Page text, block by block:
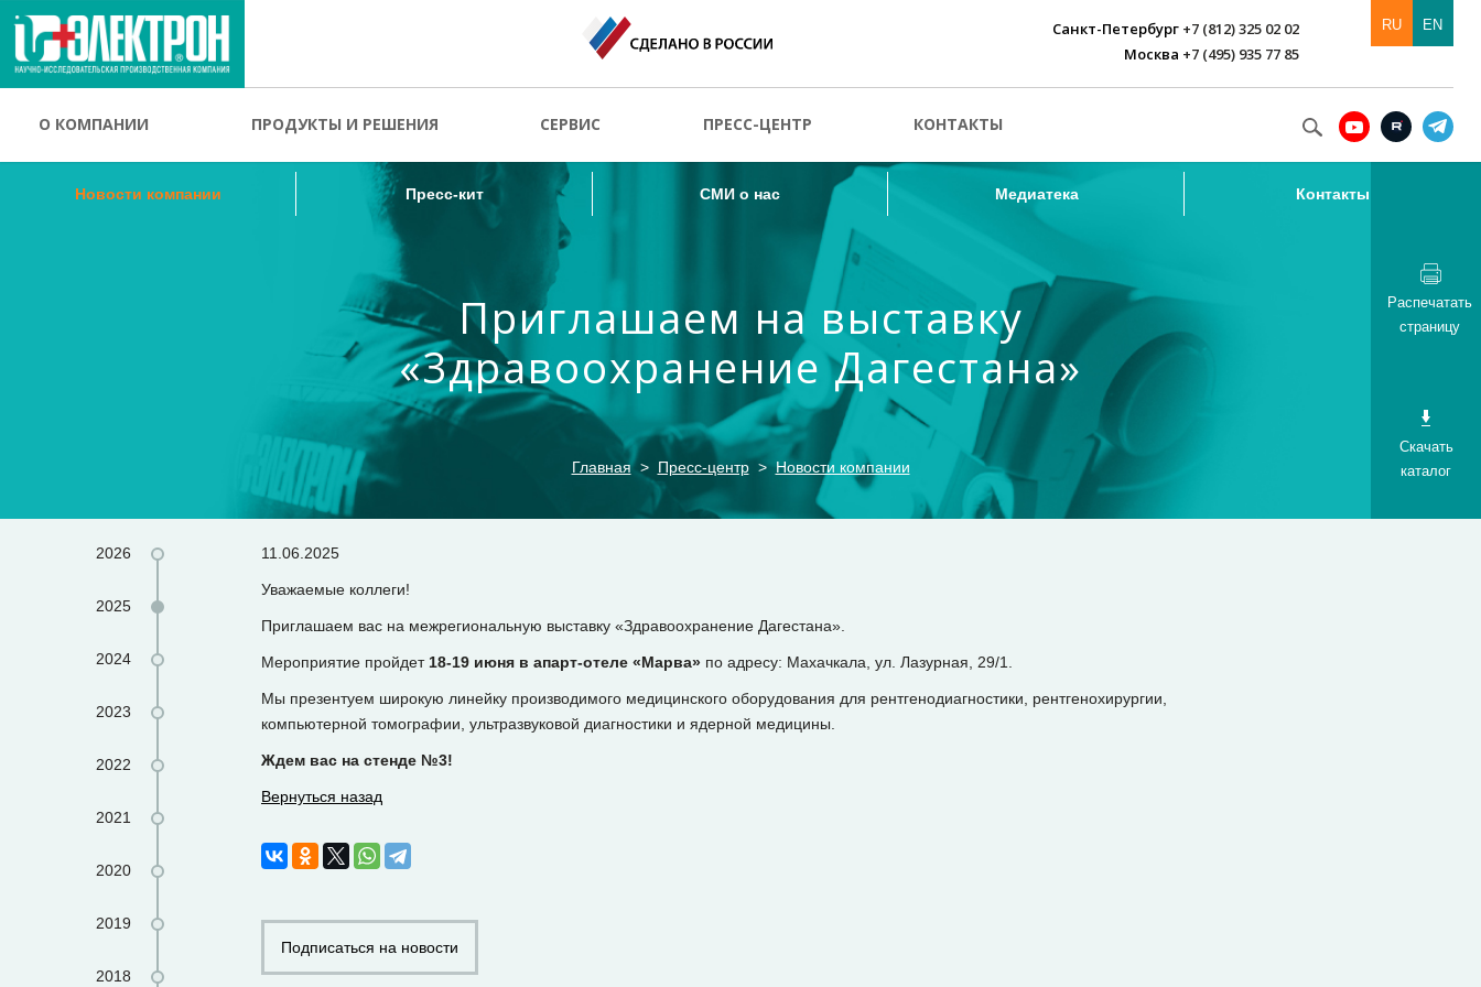
Санкт-Петербург +7 (812) 325 02 02
Москва +7 (495) 935 77 85
RU EN
О КОМПАНИИ ПРОДУКТЫ И РЕШЕНИЯ СЕРВИС ПРЕСС-ЦЕНТР КОНТАКТЫ
Новости компании Пресс-кит СМИ о нас Медиатека Контакты
Новости компании Пресс-кит СМИ о нас Медиатека Контакты
Приглашаем на выставку
«3дравоохранение Дагестана»
Главная Пресс-центр Новости компании
Распечатать
страницу
Скачать
каталог
2026
2025
2024
2023
2022
2021
2020
2019
2018
11.06.2025
Уважаемые коллеги!
Приглашаем вас на межрегиональную выставку «Здравоохранение Дагестана».
Мероприятие пройдет 18-19 июня в апарт-отеле «Марва» по адресу: Махачкала, ул. Лазурная, 29/1.
Мы презентуем широкую линейку производимого медицинского оборудования для рентгенодиагностики, рентгенохирургии,
компьютерной томографии, ультразвуковой диагностики и ядерной медицины.
Ждем вас на стенде №3!
Вернуться назад
Подписаться на новости